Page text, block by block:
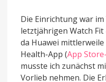
Die Einrichtung war
letztjährigen Watch
da Huawei
Health-App (App
musste ich zunächst
Vorlieb nehmen. Die